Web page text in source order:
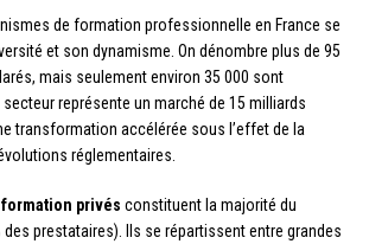
de formation professionnelle en France se
et son dynamisme. On dénombre plus de 95
mais seulement environ 35 000 sont
représente un marché de 15 milliards
transformation accélérée sous l’effet de la
réglementaires.
privés constituent la majorité du
des prestataires). Ils se répartissent entre grandes